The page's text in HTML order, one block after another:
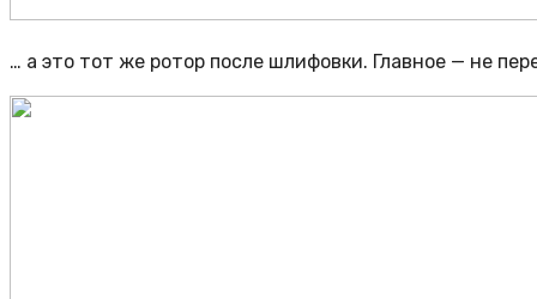
… а это тот же ротор после шлифовки. Главное — не